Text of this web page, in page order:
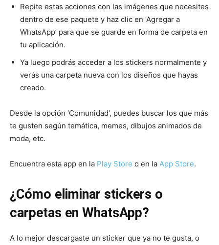
Repite estas acciones con las imágenes que necesites
dentro de ese paquete y haz clic en ‘Agregar a
WhatsApp’ para que se guarde en forma de carpeta en
tu aplicación.
Ya luego podrás acceder a los stickers normalmente y
verás una carpeta nueva con los diseños que hayas
creado.
Desde la opción ‘Comunidad’, puedes buscar los que más
te gusten según temática, memes, dibujos animados de
moda, etc.
Encuentra esta app en la Play Store o en la App Store.
¿Cómo eliminar stickers o
carpetas en WhatsApp?
A lo mejor descargaste un sticker que ya no te gusta, o